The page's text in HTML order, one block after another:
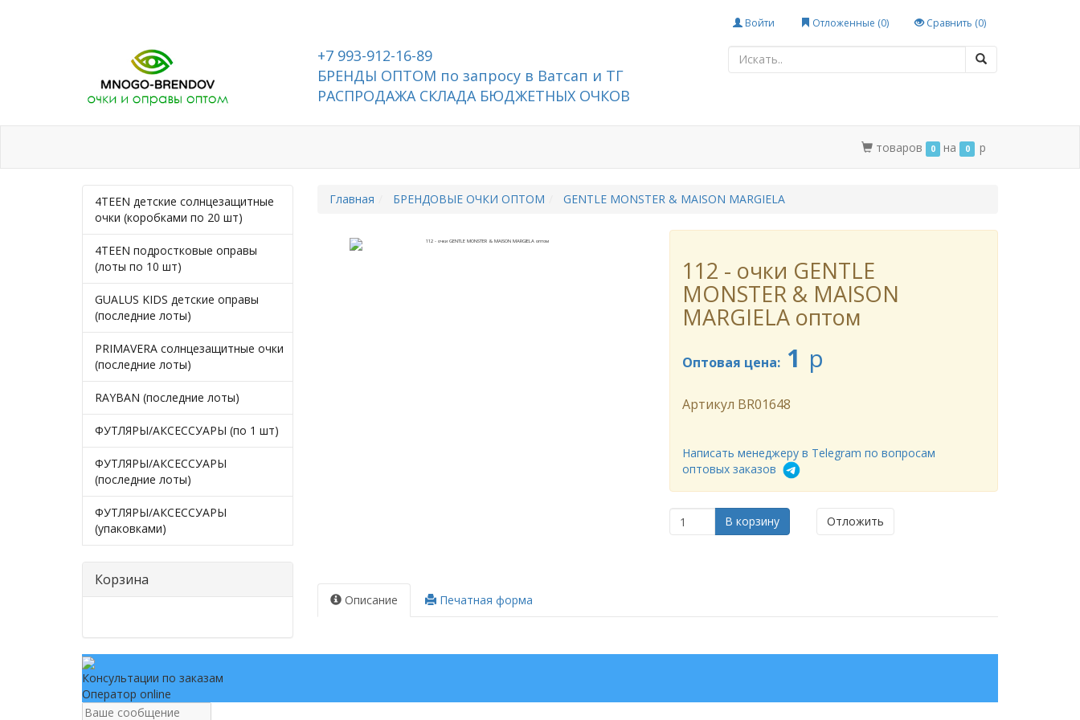
Войти Отложенные (0) Сравнить (0)
+7 993-912-16-89
БРЕНДЫ ОПТОМ по запросу в Ватсап и ТГ
РАСПРОДАЖА СКЛАДА БЮДЖЕТНЫХ ОЧКОВ
товаров 0 на 0 p
4TEEN детские солнцезащитные
очки (коробками по 20 шт)
4TEEN подростковые оправы
(лоты по 10 шт)
GUALUS KIDS детские оправы
(последние лоты)
PRIMAVERA солнцезащитные очки
(последние лоты)
RAYBAN (последние лоты)
ФУТЛЯРЫ/АКСЕССУАРЫ (по 1 шт)
ФУТЛЯРЫ/АКСЕССУАРЫ
(последние лоты)
ФУТЛЯРЫ/АКСЕССУАРЫ
(упаковками)
Корзина
Главная БРЕНДОВЫЕ ОЧКИ ОПТОМ GENTLE MONSTER & MAISON MARGIELA
112 - очки GENTLE
MONSTER & MAISON
MARGIELA оптом
Оптовая цена: 1 p
Артикул BR01648
Написать менеджеру в Telegram по вопросам
оптовых заказов
В корзину Отложить
Описание Печатная форма
Консультации по заказам
Оператор online